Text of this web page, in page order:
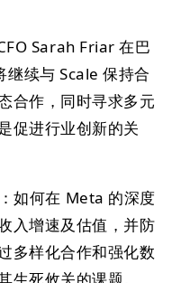
Sarah Friar 在巴
续与 Scale 保持合
合作，同时寻求多元
促进行业创新的关
如何在 Meta 的深度
入增速及估值，并防
多样化合作和强化数